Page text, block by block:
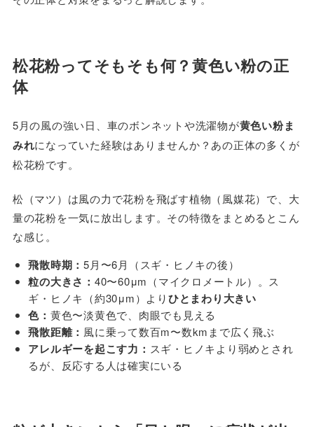
松花粉ってそもそも何？黄色い粉の正
体
5月の風の強い日、車のボンネットや洗濯物が黄色い粉ま
みれになっていた経験はありませんか？あの正体の多くが
松花粉です。
松（マツ）は風の力で花粉を飛ばす植物（風媒花）で、大
量の花粉を一気に放出します。その特徴をまとめるとこん
な感じ。
飛散時期：5月〜6月（スギ・ヒノキの後）
粒の大きさ： 40〜60μm（マイクロメートル）。ス
ギ・ヒノキ（約30μm）よりひとまわり大きい
色： 黄色〜淡黄色で、肉眼でも見える
飛散距離： 風に乗って数百m〜数kmまで広く飛ぶ
アレルギーを起こす力： スギ・ヒノキより弱めとされ
るが、反応する人は確実にいる